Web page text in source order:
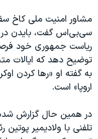
مشاور امنیت ملی کاخ
ریاست جمهوری خود
توضیح دهد که ایالات
به گفته او «رها کردن
اروپا» است.
در همین حال گزارش
تلفنی با ولادیمیر